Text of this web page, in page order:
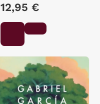
12,95 €